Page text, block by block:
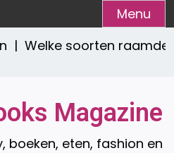
Menu
Welke soorten
Magazine
boeken, eten, fashion en